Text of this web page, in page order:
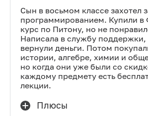
Сын в восьмом классе захотел
программированием. Купили
курс по Питону, но не
Написала в службу
вернули деньги. Потом
истории, алгебре, химии и
но когда они уже были со
каждому предмету есть
лекции.
Плюсы